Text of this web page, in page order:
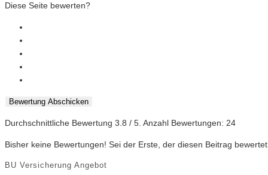
Diese Seite bewerten?
Bewertung Abschicken
Durchschnittliche Bewertung 3.8 / 5. Anzahl Bewertungen: 24
Bisher keine Bewertungen! Sei der Erste, der diesen Beitrag
BU Versicherung Angebot